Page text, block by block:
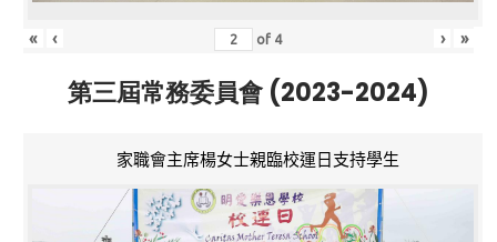
« ‹ of 4 › »
第三屆常務委員會 (2023-2024)
家職會主席楊女士親臨校運日支持學生